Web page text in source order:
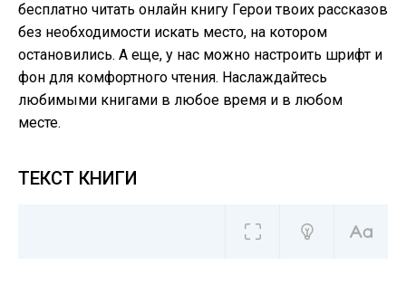
бесплатно читать онлайн книгу Герои твоих рассказов
без необходимости искать место, на котором
остановились. А еще, у нас можно настроить шрифт и
фон для комфортного чтения. Наслаждайтесь
любимыми книгами в любое время и в любом
месте.
ТЕКСТ КНИГИ